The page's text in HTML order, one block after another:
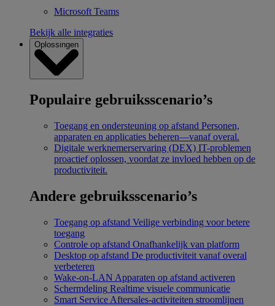
Microsoft Teams
Bekijk alle integraties
Oplossingen
Populaire gebruiksscenario’s
Toegang en ondersteuning op afstand Personen,
apparaten en applicaties beheren—vanaf overal.
Digitale werknemerservaring (DEX) IT-problemen
proactief oplossen, voordat ze invloed hebben op de
productiviteit.
Andere gebruiksscenario’s
Toegang op afstand Veilige verbinding voor betere
toegang
Controle op afstand Onafhankelijk van platform
Desktop op afstand De productiviteit vanaf overal
verbeteren
Wake-on-LAN Apparaten op afstand activeren
Schermdeling Realtime visuele communicatie
Smart Service Aftersales-activiteiten stroomlijnen